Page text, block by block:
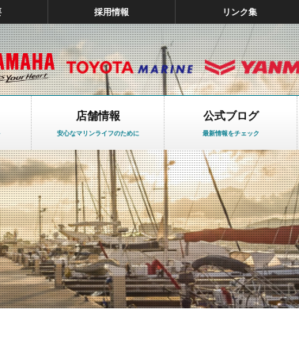
採用情報 リンク集
店舗情報
安心なマリンライフのために
公式ブログ
最新情報をチェック